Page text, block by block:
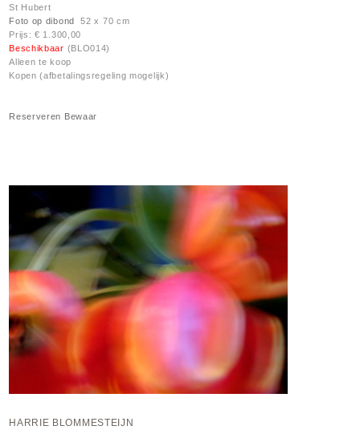
St Hubert
Foto op dibond
52 x 70 cm
Prijs: € 1.300,00
Beschikbaar (BLO014)
Alleen te koop
Kopen (afbetalingsregeling mogelijk)
Reserveren Bewaar
HARRIE BLOMMESTEIJN